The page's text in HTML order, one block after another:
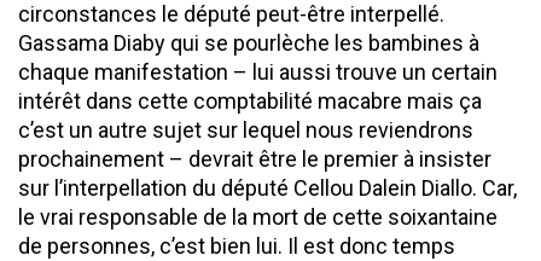
circonstances le député peut-être interpellé.
Gassama Diaby qui se pourlèche les bambines à
chaque manifestation – lui aussi trouve un certain
intérêt dans cette comptabilité macabre mais ça
c’est un autre sujet sur lequel nous reviendrons
prochainement – devrait être le premier à insister
sur l’interpellation du député Cellou Dalein Diallo. Car,
le vrai responsable de la mort de cette soixantaine
de personnes, c’est bien lui. Il est donc temps